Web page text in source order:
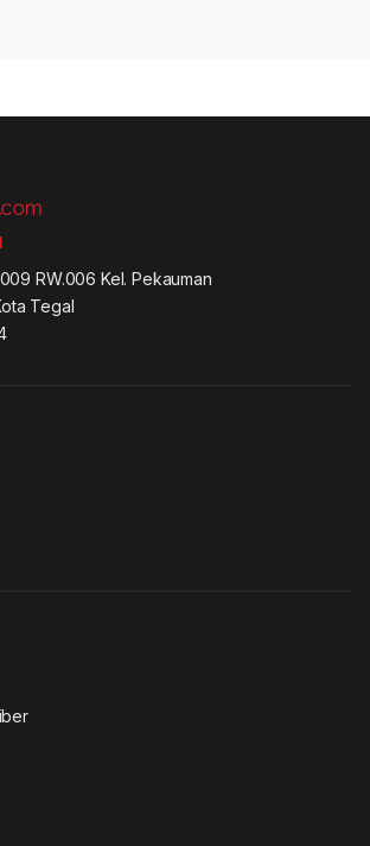
RW.006 Kel. Pekauman
Tegal